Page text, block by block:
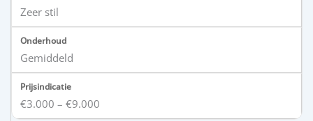
Zeer stil
Gemiddeld
€3.000 – €9.000